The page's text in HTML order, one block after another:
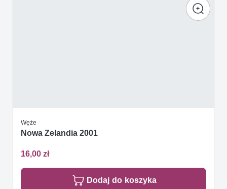
Węże
Nowa Zelandia 2001
16,00 zł
Dodaj do koszyka